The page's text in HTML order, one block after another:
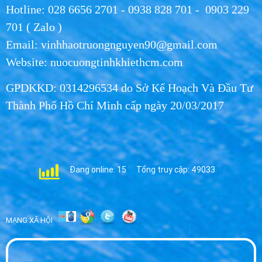
Cách Nhận Biết Nước Khoáng Và Nước Tinh
MON 06, 2026
Những lợi ích chưa biết từ nước48
MON 06, 2026
Trà xanh tự nhiên, có thật “tự nhiên”?.49
MON 06, 2026
Mẹo hay dạy con cách uống nước bằng
cốc50
MON 06, 2026
Giao nước Vihawa bình 20L tận nhà khách
Hotline: 028 6656 2701 - 0938 828 701 - 0903 229
701 ( Zalo )
Email: vinhhaotruongnguyen90@gmail.com
Website: nuocuongtinhkhiethcm.com
GPDKKD: 0314296534 do Sở Kế Hoạch Và Đầu Tư
Thành Phố Hồ Chí Minh cấp ngày 20/03/2017
Đang online: 15 Tổng truy cập: 49033
MẠNG XÃ HỘI